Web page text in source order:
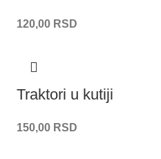
120,00 RSD
Traktori u kutiji
150,00 RSD